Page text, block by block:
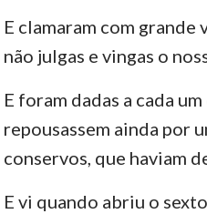
Ageu
Malaquias
E clamaram com
não julgas e vingas o
E foram dadas a cada
repousassem ainda por
conservos, que haviam
E vi quando abriu o